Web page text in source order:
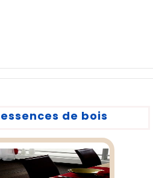
de bois